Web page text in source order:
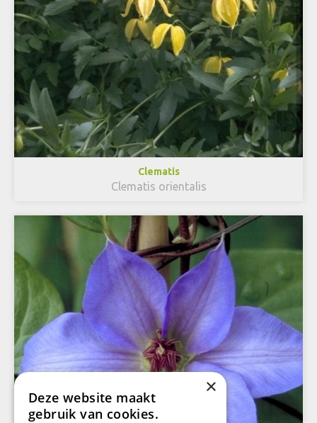
Clematis
Clematis orientalis
×
Deze website maakt
gebruik van cookies.